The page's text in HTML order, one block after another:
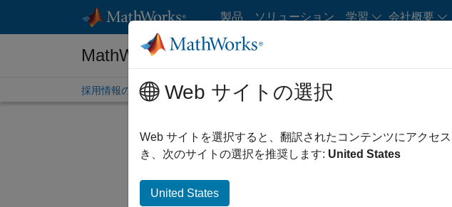
コンテンツへスキップ
製品 ソリューション 学習 会社概要
MathWorks 採用情報
採用情報の概要 求人検索 オフィス所在地 学生・キャリア初期の方
絞り込み条件 IT 企業向けセールス
Web サイトの選択
Web サイトを選択すると、翻訳されたコンテンツにアクセ
き、次のサイトの選択を推奨します: United States
United States